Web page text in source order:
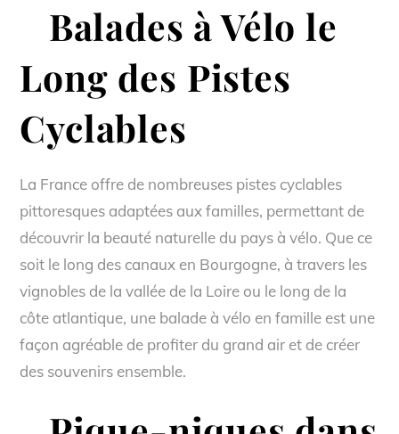
Balades à Vélo le
Long des Pistes
Cyclables
La France offre de nombreuses pistes cyclables
pittoresques adaptées aux familles, permettant de
découvrir la beauté naturelle du pays à vélo. Que ce
soit le long des canaux en Bourgogne, à travers les
vignobles de la vallée de la Loire ou le long de la
côte atlantique, une balade à vélo en famille est une
façon agréable de profiter du grand air et de créer
des souvenirs ensemble.